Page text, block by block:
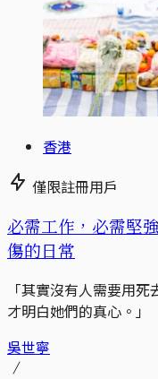
香港
僅限註冊用戶
必需工作，必需堅
傷的日常
「其實沒有人需要用
才明白她們的真心。」
吳世寧